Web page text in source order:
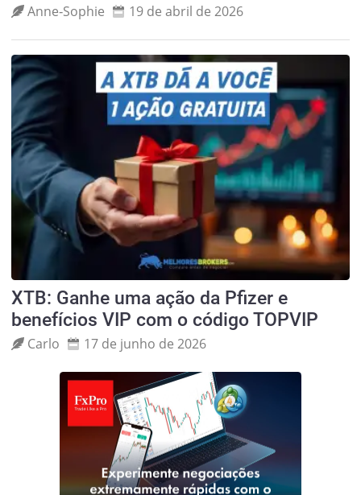
Anne‑Sophie 19 de abril de 2026
XTB: Ganhe uma ação da Pfizer e
benefícios VIP com o código TOPVIP
Carlo 17 de junho de 2026